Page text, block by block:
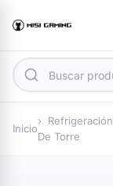
Inicio
Refrigeración
De Torre